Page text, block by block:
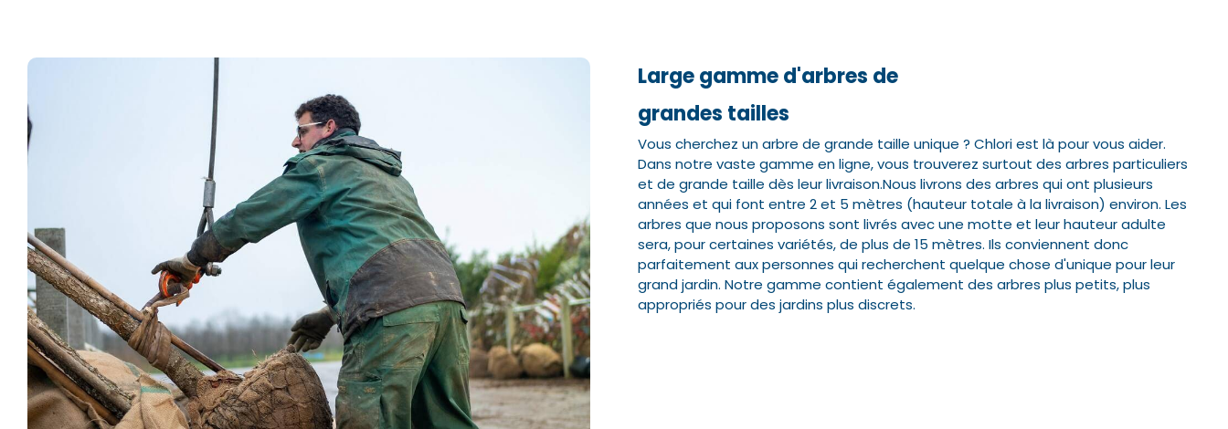
Large gamme d'arbres de
grandes tailles
Vous cherchez un arbre de grande taille unique ? Chlori est là pour vous aider.
Dans notre vaste gamme en ligne, vous trouverez surtout des arbres particuliers
et de grande taille dès leur livraison.Nous livrons des arbres qui ont plusieurs
années et qui font entre 2 et 5 mètres (hauteur totale à la livraison) environ. Les
arbres que nous proposons sont livrés avec une motte et leur hauteur adulte
sera, pour certaines variétés, de plus de 15 mètres. Ils conviennent donc
parfaitement aux personnes qui recherchent quelque chose d'unique pour leur
grand jardin. Notre gamme contient également des arbres plus petits, plus
appropriés pour des jardins plus discrets.
Valider
Valider